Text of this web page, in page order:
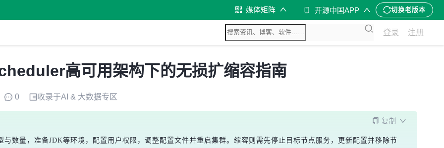
媒体矩阵 开源中国APP 切换老版本
登录 注册
高可用架构下的无损扩缩容指南
0 收录于AI & 大数据专区
复制
与数量，准备JDK等环境，配置用户权限，调整配置文件并重启集群。缩容则需先停止目标节点服务，更新配置并移除节